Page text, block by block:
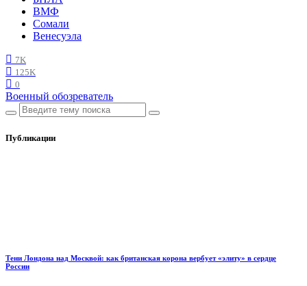
ВМФ
Сомали
Венесуэла
7K
125K
0
Военный обозреватель
Публикации
Тени Лондона над Москвой: как британская корона вербует «элиту» в сердце
России